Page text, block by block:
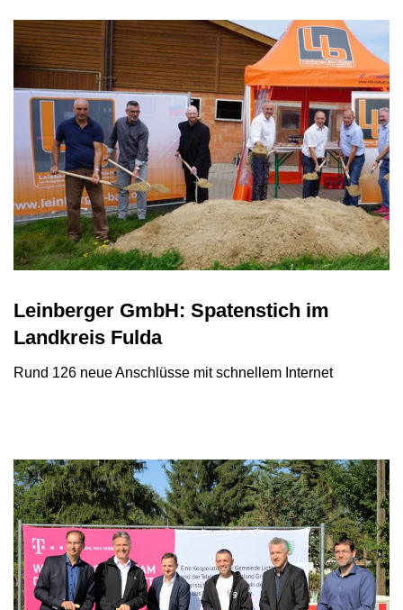
Leinberger GmbH: Spatenstich im
Landkreis Fulda
Rund 126 neue Anschlüsse mit schnellem Internet